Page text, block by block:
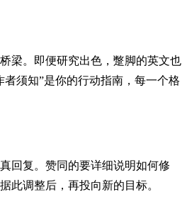
梁。即便研究出色，蹩脚的英文也
须知”是你的行动指南，每一个格
回复。赞同的要详细说明如何修
此调整后，再投向新的目标。